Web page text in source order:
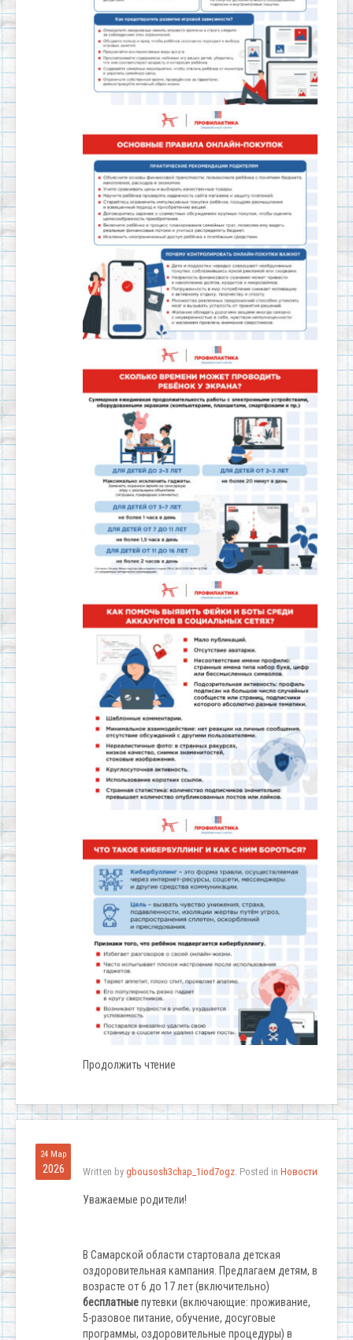
Продолжить чтение
24 Мар
2026 Written by gbousosh3chap_1iod7ogz . Posted in Новости
Уважаемые родители!
В Самарской области стартовала детская
оздоровительная кампания. Предлагаем детям, в
возрасте от 6 до 17 лет (включительно)
бесплатныепутевки (включающие: проживание,
5-разовое питание, обучение, досуговые
программы, оздоровительные процедуры) в